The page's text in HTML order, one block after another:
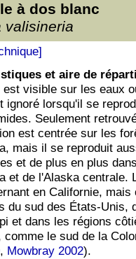
à dos blanc
valisineria
et aire de
est visible sur les eaux
ignoré lorsqu'il se
Seulement
est centrée sur les
mais il se reproduit
et de plus en plus
et de l'Alaska centrale.
en Californie,
du sud des États-Unis,
et dans les régions
comme le sud de la
, Mowbray 2002).